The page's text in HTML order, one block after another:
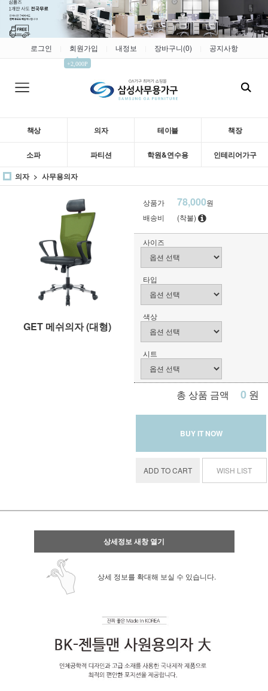
로그인 회원가입
▲
+2,000P
내정보 장바구니(0) 공지사항
책상 의자 테이블 책장
소파 파티션 학원&연수용
인테리어가구
의자
사무용의자
GET 메쉬의자 (대형)
상품가 78,000원
배송비
(착불)
사이즈
타입
색상
시트
총 상품 금액 0 원
BUY IT NOW
ADD TO CART WISH LIST
상세정보 새창 열기
상세 정보를 확대해 보실 수 있습니다.